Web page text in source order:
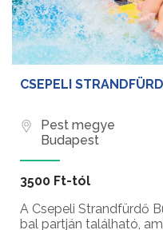
CSEPELI
Pest megye
Budapest
3500 Ft-tól
A Csepeli Strandfürdő
bal partján található,